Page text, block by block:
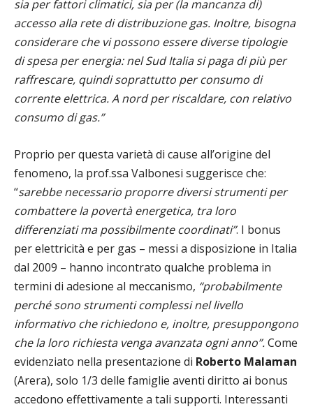
sia per fattori climatici, sia per (la mancanza di)
accesso alla rete di distribuzione gas. Inoltre, bisogna
considerare che vi possono essere diverse tipologie
di spesa per energia: nel Sud Italia si paga di più per
raffrescare, quindi soprattutto per consumo di
corrente elettrica. A nord per riscaldare, con relativo
consumo di gas.”
Proprio per questa varietà di cause all’origine del
fenomeno, la prof.ssa Valbonesi suggerisce che:
“sarebbe necessario proporre diversi strumenti per
combattere la povertà energetica, tra loro
differenziati ma possibilmente coordinati”. I bonus
per elettricità e per gas – messi a disposizione in Italia
dal 2009 – hanno incontrato qualche problema in
termini di adesione al meccanismo, “probabilmente
perché sono strumenti complessi nel livello
informativo che richiedono e, inoltre, presuppongono
che la loro richiesta venga avanzata ogni anno”.Come
evidenziato nella presentazione di Roberto Malaman
(Arera), solo 1/3 delle famiglie aventi diritto ai bonus
accedono effettivamente a tali supporti. Interessanti